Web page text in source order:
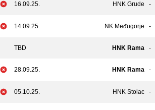
16.09.25. HNK Grude -
14.09.25. NK Međugorje -
TBD HNK Rama -
28.09.25. HNK Rama -
05.10.25. HNK Stolac -